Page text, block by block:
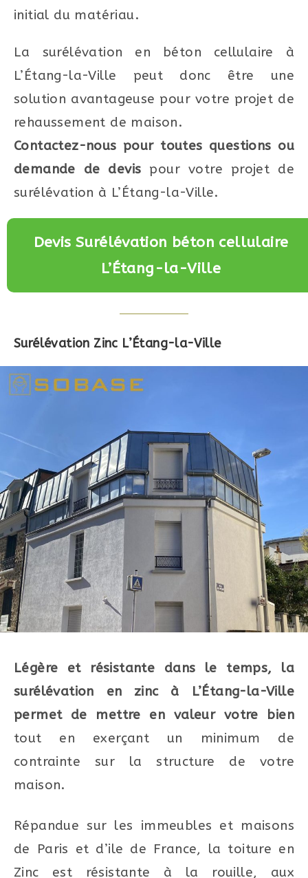
initial du matériau.
La surélévation en béton cellulaire à
L’Étang-la-Ville peut donc être une
solution avantageuse pour votre projet de
rehaussement de maison.
Contactez-nous pour toutes questions ou
demande de devis pour votre projet de
surélévation à L’Étang-la-Ville.
Devis Surélévation béton cellulaire
L’Étang-la-Ville
Surélévation Zinc L’Étang-la-Ville
Légère et résistante dans le temps, la
surélévation en zinc à L’Étang-la-Ville
permet de mettre en valeur votre bien
tout en exerçant un minimum de
contrainte sur la structure de votre
maison.
Répandue sur les immeubles et maisons
de Paris et d’ile de France, la toiture en
Zinc est résistante à la rouille, aux